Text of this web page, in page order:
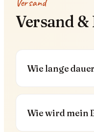
Versand
Wie lange
Wie wird mein